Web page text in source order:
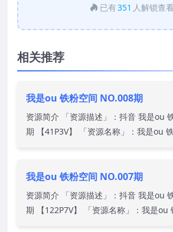
已有351 人解锁查
相关推荐
我是ou 铁粉空间 NO.008期
资源简介 「资源描述」：抖音 我是ou
期 【41P3V】 「资源名称」：我是ou
我是ou 铁粉空间 NO.007期
资源简介 「资源描述」：抖音 我是ou
期 【122P7V】 「资源名称」：我是ou